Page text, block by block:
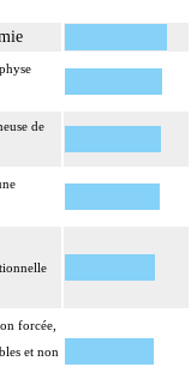
de
forcée,
et non